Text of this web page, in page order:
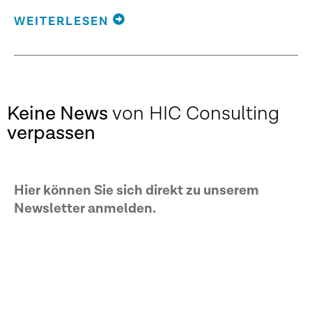
WEITERLESEN
Keine Newsvon HIC Consulting
verpassen
Hier können Sie sich direkt zu unserem
Newsletter anmelden.